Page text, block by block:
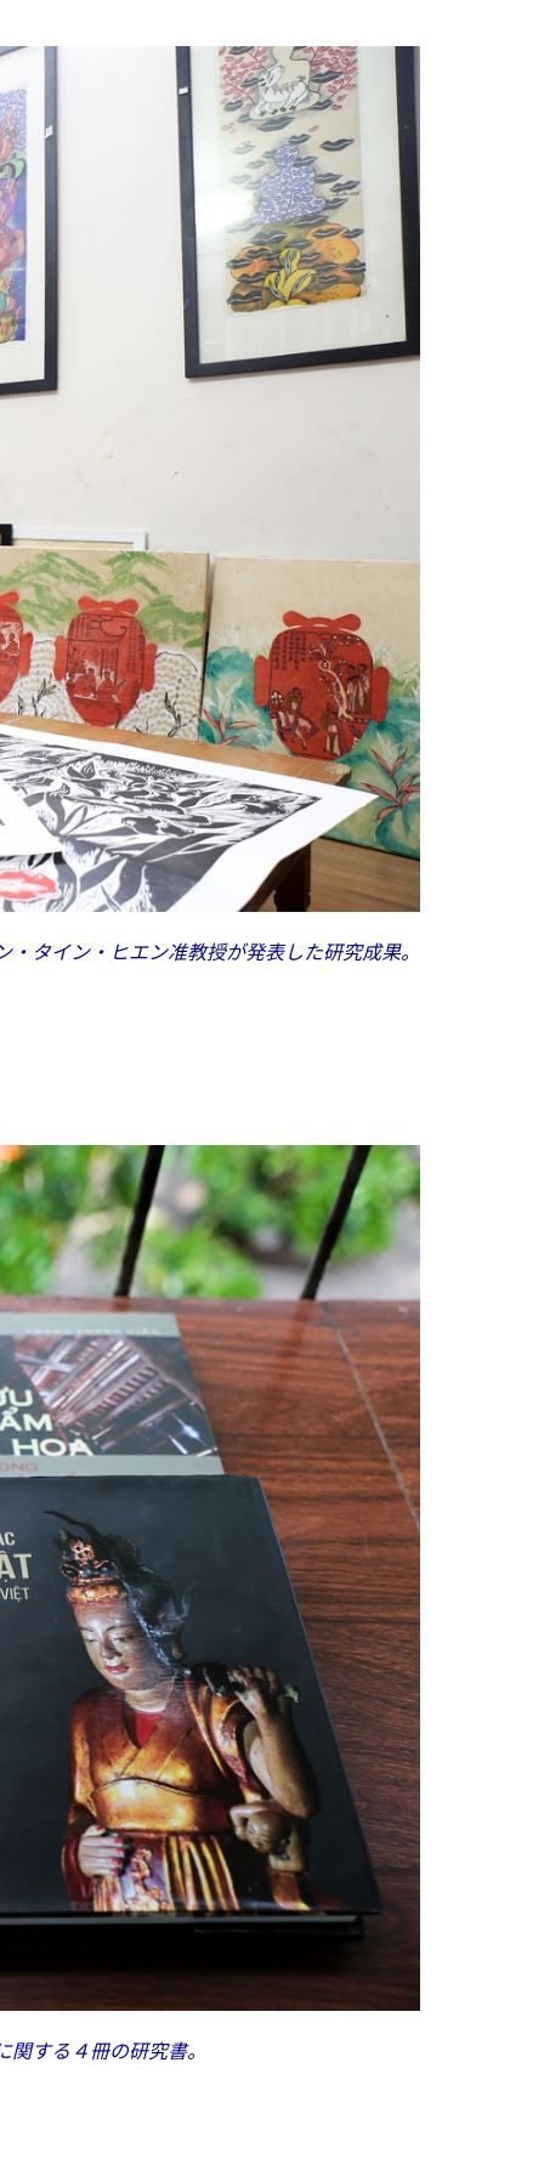
タイン・ヒエン准教授が発表した研究成果。
する４冊の研究書。